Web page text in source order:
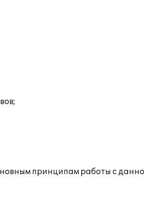
принципам работы с